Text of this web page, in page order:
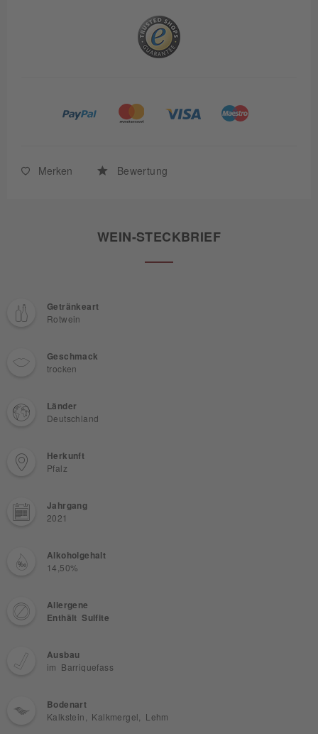
Merken Bewertung
WEIN-STECKBRIEF
Getränkeart
Rotwein
Geschmack
trocken
Länder
Deutschland
Herkunft
Pfalz
Jahrgang
2021
Alkoholgehalt
14,50%
Allergene
Enthält Sulfite
Ausbau
im Barriquefass
Bodenart
Kalkstein, Kalkmergel, Lehm